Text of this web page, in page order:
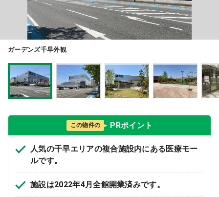
新規開業（戸建て・テナント）
開業支援事例
開業ノウハウ
開業セミナー
個別相談会
診療圏調査
受付時間 9:00 ～ 18:00（平日）
ガーデンズ千早外観
この物件の PRポイント
人気の千早エリアの複合施設内にある医療モー
ルです。
施設は2022年4月全館開業済みです。